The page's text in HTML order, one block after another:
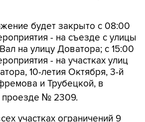
будет закрыто с 08:00
- на съезде с улицы
на улицу Доватора; с 15:00
- на участках улиц
10-летия Октября, 3-й
и Трубецкой, в
проезде № 2309.
участках ограничений 9